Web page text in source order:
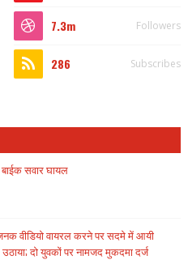
7.3m Followers
286 Subscribes
सवार घायल
वीडियो वायरल करने पर सदमे में आयी
दो युवकों पर नामजद मुकदमा दर्ज